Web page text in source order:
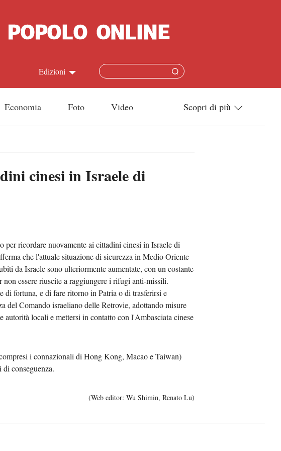
Edizioni
Français
عربي
한국어
Deutsch
Português
Қазақ тілі
Economia Foto Video Scopri di più
cinesi in Israele di
ricordare nuovamente ai cittadini cinesi in Israele di
che l'attuale situazione di sicurezza in Medio Oriente
da Israele sono ulteriormente aumentate, con un costante
essere riuscite a raggiungere i rifugi anti-missili.
di fortuna, e di fare ritorno in Patria o di trasferirsi e
del Comando israeliano delle Retrovie, adottando misure
autorità locali e mettersi in contatto con l'Ambasciata cinese
i connazionali di Hong Kong, Macao e Taiwan)
conseguenza.
(Web editor: Wu Shimin, Renato Lu)